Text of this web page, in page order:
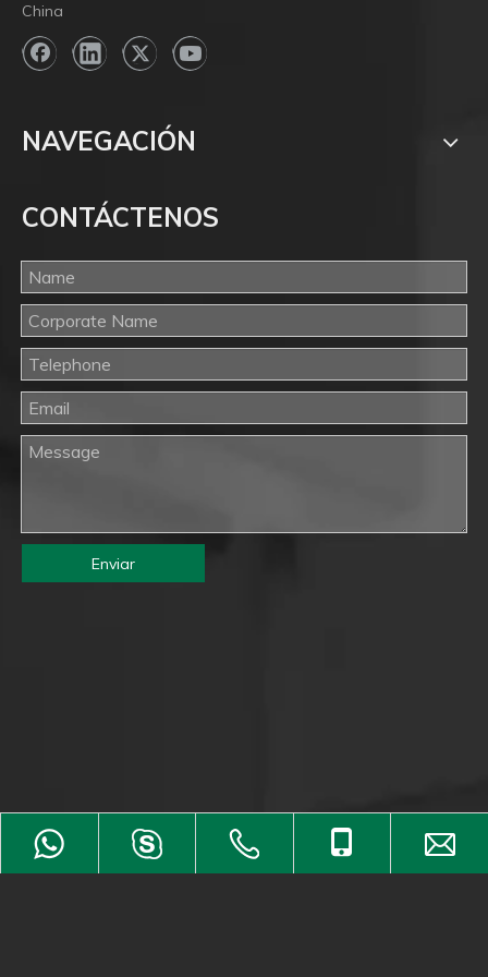
China
NAVEGACIÓN
CONTÁCTENOS
Enviar